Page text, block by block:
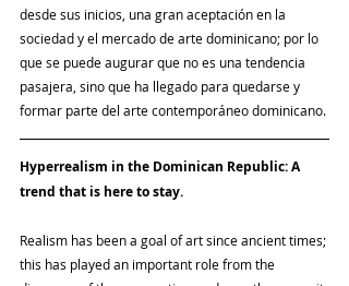
desde sus inicios, una gran aceptación en la
sociedad y el mercado de arte dominicano; por lo
que se puede augurar que no es una tendencia
pasajera, sino que ha llegado para quedarse y
formar parte del arte contemporáneo dominicano.
Hyperrealism in the Dominican Republic: A
trend that is here to stay.
Realism has been a goal of art since ancient times;
this has played an important role from the